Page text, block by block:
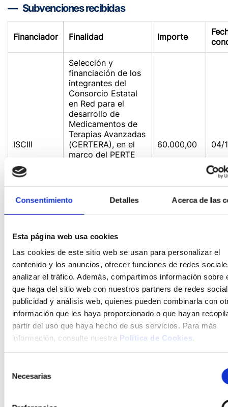
Consentimiento Detalles Acerca de las
Esta página web usa cookies
Las cookies de este sitio web se usan para personalizar el
contenido y los anuncios, ofrecer funciones de redes
analizar el tráfico. Además, compartimos información sobre
que haga del sitio web con nuestros partners de redes
publicidad y análisis web, quienes pueden combinarla con
información que les haya proporcionado o que hayan
partir del uso que haya hecho de sus servicios. Para más
información, consulte nuestra Política de Cookies.
Necesarias
Subvenciones recibidas
Financiador Finalidad Importe
ISCIII
Selección y
financiación de los
integrantes del
Consorcio Estatal
en Red para el
desarrollo de
Medicamentos de
Terapias Avanzadas
(CERTERA), en el
marco del PERTE
cargo a los fondos
del Plan de
Recuperación,
Transformación y
60.000,00 04/
Actuación incluida
en la Inversión 1,
«Empleo Joven»,
comprendida en el
Componente 23
«Nuevas políticas
públicas para un
mercado de trabajo
dinámico, resiliente
e inclusivo» del